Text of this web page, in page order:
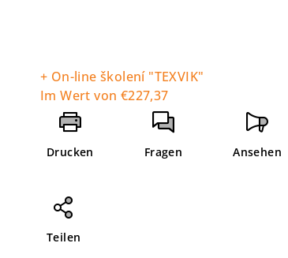
+ On-line školení "TEXVIK"
Im Wert von €227,37
Drucken Fragen Ansehen
Teilen